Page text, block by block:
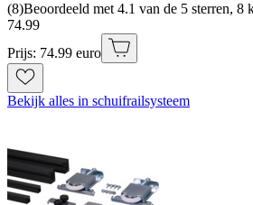
(8)Beoordeeld met 4.1 van de 5 sterren, 8
74.99
Prijs: 74.99 euro
Bekijk alles in schuifrailsysteem